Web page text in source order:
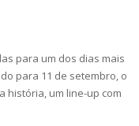
para um dos dias mais
para 11 de setembro, o
história, um line-up com